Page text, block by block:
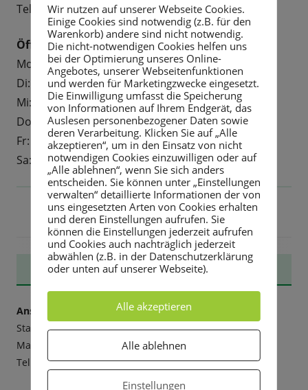
Tel: 0351 6491260
Öffnungszeiten
Mo: 10:00 - 18:00 Uhr
Di: 10:00 - 18:00 Uhr
Mi: 10:00 - 18:00 Uhr
Do: 10:00 - 18:00 Uhr
Fr: 10:00 - 18:00 Uhr
Sa: 08:00 - 12:00 Uhr
Haupt-
Seitenleiste
STADTVERWALTUNG
Anschrift:
Stadtverwaltung Rabenau
Markt 3, 01734 Rabenau
Tel. 0351 6498-20, Fax -211,
E-mail
Wir nutzen auf unserer Webseite Cookies.
Einige Cookies sind notwendig (z.B. für den
Warenkorb) andere sind nicht notwendig.
Die nicht-notwendigen Cookies helfen uns
bei der Optimierung unseres Online-
Angebotes, unserer Webseitenfunktionen
und werden für Marketingzwecke eingesetzt.
Die Einwilligung umfasst die Speicherung
von Informationen auf Ihrem Endgerät, das
Auslesen personenbezogener Daten sowie
deren Verarbeitung. Klicken Sie auf „Alle
akzeptieren“, um in den Einsatz von nicht
notwendigen Cookies einzuwilligen oder auf
„Alle ablehnen“, wenn Sie sich anders
entscheiden. Sie können unter „Einstellungen
verwalten“ detaillierte Informationen der von
uns eingesetzten Arten von Cookies erhalten
und deren Einstellungen aufrufen. Sie
können die Einstellungen jederzeit aufrufen
und Cookies auch nachträglich jederzeit
abwählen (z.B. in der Datenschutzerklärung
oder unten auf unserer Webseite).
Alle akzeptieren
Alle ablehnen
Einstellungen